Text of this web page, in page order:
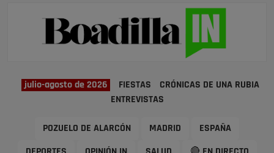
julio-agosto de 2026 FIESTAS
CRÓNICAS DE UNA RUBIA
ENTREVISTAS
POZUELO DE ALARCÓN MADRID ESPAÑA